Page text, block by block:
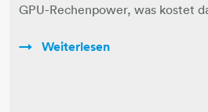
GPU-Rechenpower, was kostet
Weiterlesen